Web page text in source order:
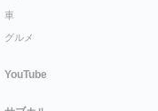
車
グルメ
YouTube